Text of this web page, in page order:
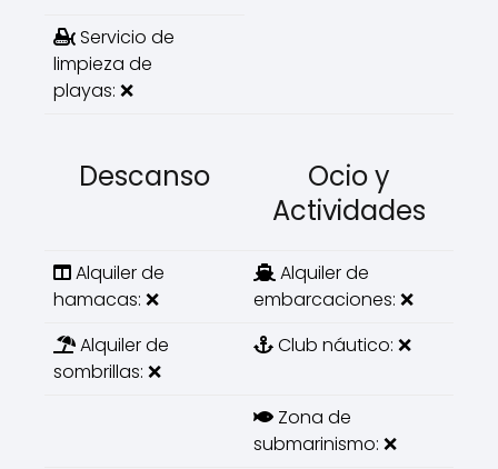
Servicio de
limpieza de
playas: ❌
Descanso
Ocio y
Actividades
Alquiler de
hamacas: ❌
Alquiler de
embarcaciones: ❌
Alquiler de
sombrillas: ❌
Club náutico: ❌
Zona de
submarinismo: ❌